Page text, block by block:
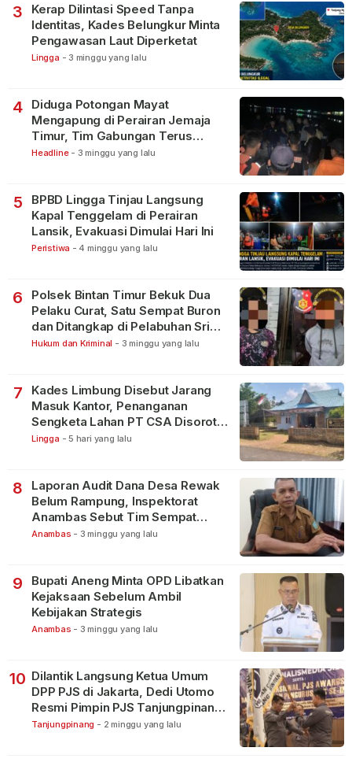
3
Kerap Dilintasi Speed Tanpa
Identitas, Kades Belungkur Minta
Pengawasan Laut Diperketat
Lingga - 3 minggu yang lalu
4
Diduga Potongan Mayat
Mengapung di Perairan Jemaja
Timur, Tim Gabungan Terus
Lakukan Pencarian
Headline - 3 minggu yang lalu
5
BPBD Lingga Tinjau Langsung
Kapal Tenggelam di Perairan
Lansik, Evakuasi Dimulai Hari Ini
Peristiwa - 4 minggu yang lalu
6
Polsek Bintan Timur Bekuk Dua
Pelaku Curat, Satu Sempat Buron
dan Ditangkap di Pelabuhan Sri
Bintan Pura
Hukum dan Kriminal - 3 minggu yang lalu
7
Kades Limbung Disebut Jarang
Masuk Kantor, Penanganan
Sengketa Lahan PT CSA Disorot
Warga
Lingga - 5 hari yang lalu
8
Laporan Audit Dana Desa Rewak
Belum Rampung, Inspektorat
Anambas Sebut Tim Sempat
Terbagi Tangani Kasus Lain
Anambas - 3 minggu yang lalu
9
Bupati Aneng Minta OPD Libatkan
Kejaksaan Sebelum Ambil
Kebijakan Strategis
Anambas - 3 minggu yang lalu
10 Dilantik Langsung Ketua Umum
DPP PJS di Jakarta, Dedi Utomo
Resmi Pimpin PJS Tanjungpinang-
Bintan
Tanjungpinang - 2 minggu yang lalu